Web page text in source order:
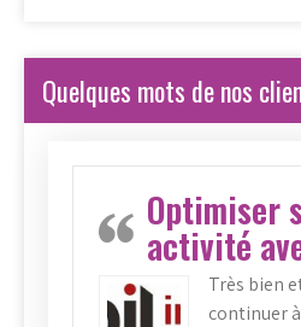
Quelques mots de nos
Optimiser
activité
Très bien
continuer